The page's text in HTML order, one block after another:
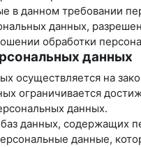
в данном требовании
данных,
обработки
данных
осуществляется на
ограничивается
данных.
данных, содержащих
данные,